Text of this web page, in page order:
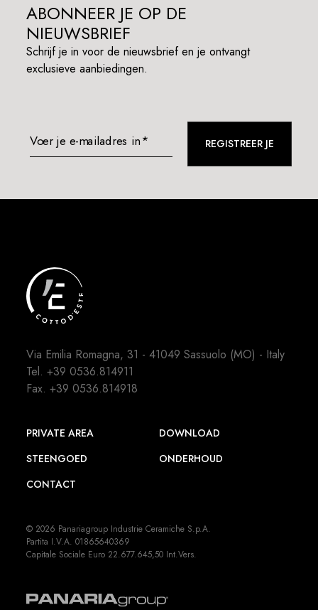
ABONNEER JE OP DE
NIEUWSBRIEF
Schrijf je in voor de nieuwsbrief en je ontvangt
exclusieve aanbiedingen.
Voer je e-mailadres in* REGISTREER JE
Via Emilia Romagna, 31 - 41049 Sassuolo (MO) - Italy
Tel.+39 0536.814911
Fax. +39 0536.814918
PRIVATE AREA
DOWNLOAD
STEENGOED
ONDERHOUD
CONTACT
© 2026 Panariagroup Industrie Ceramiche S.p.A.
Partita I.V.A. 01865640369
Capitale Sociale Euro 22.677.645,50 Int.Vers.